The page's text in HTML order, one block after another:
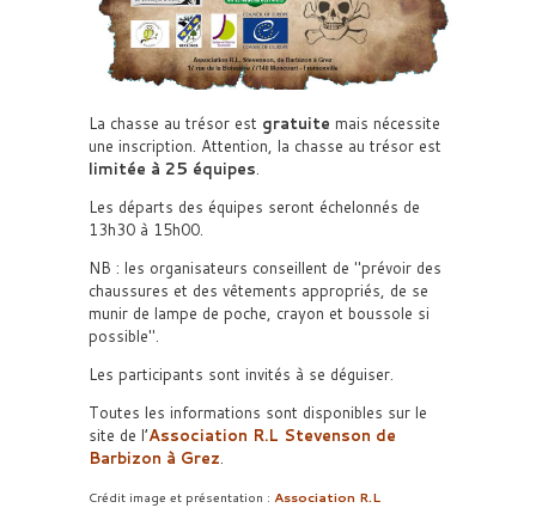
La chasse au trésor est gratuite mais nécessite
une inscription. Attention, la chasse au trésor est
limitée à 25 équipes.
Les départs des équipes seront échelonnés de
13h30 à 15h00.
NB : les organisateurs conseillent de
prévoir des
chaussures et des vêtements appropriés, de se
munir de lampe de poche, crayon et boussole si
possible .
Les participants sont invités à se déguiser.
Toutes les informations sont disponibles sur le
site de l’Association R.L Stevenson de
Barbizon à Grez.
Crédit image et présentation : Association R.L